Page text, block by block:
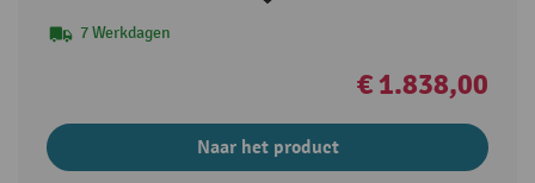
7 Werkdagen
€ 1.838,00
Naar het product